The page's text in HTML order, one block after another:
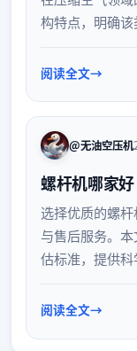
构特点，明确
阅读全文
@无油空压机
螺杆机哪家好
选择优质的螺
与售后服务。
估标准，提供
设备，保障稳定
阅读全文